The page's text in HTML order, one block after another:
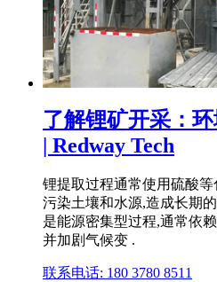
了解锂矿开采：
| Redway Tech
锂提取过程通常使用硫酸
污染土壤和水源,造成长期
是能源密集型过程,通常依
并加剧气候变 .
联系电话: 180 3780 8511